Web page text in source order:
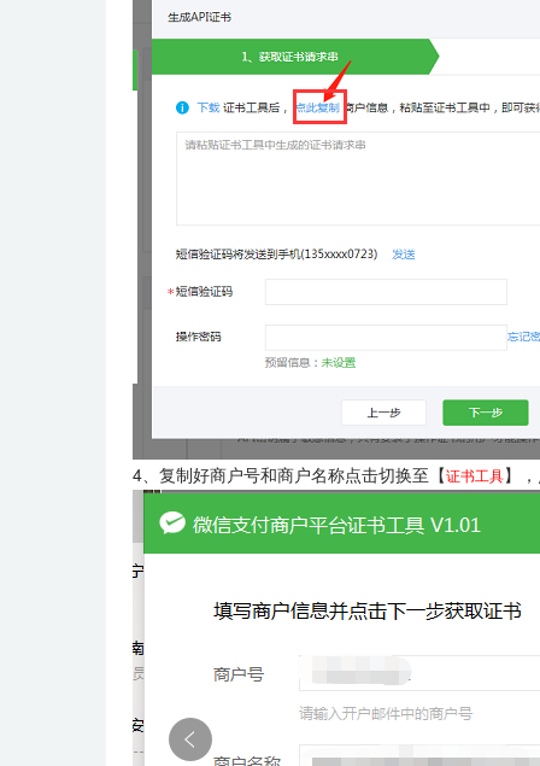
4、复制好商户号和商户名称点击切换至【证书工具】